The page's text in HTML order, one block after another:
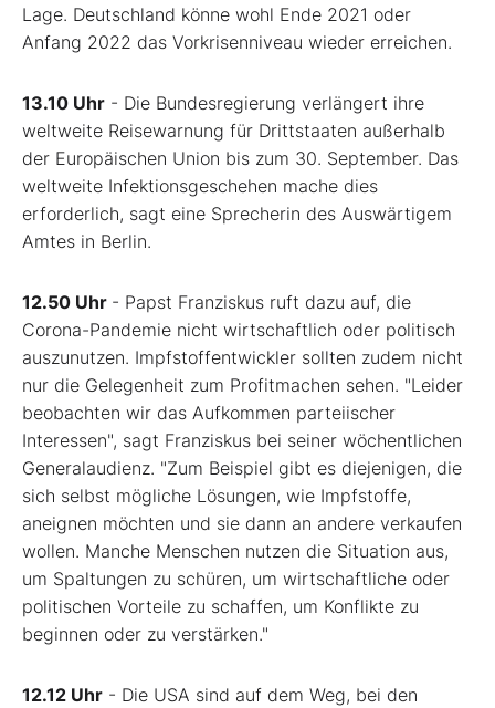
Lage. Deutschland könne wohl Ende 2021 oder
Anfang 2022 das Vorkrisenniveau wieder erreichen.
13.10 Uhr - Die Bundesregierung verlängert ihre
weltweite Reisewarnung für Drittstaaten außerhalb
der Europäischen Union bis zum 30. September. Das
weltweite Infektionsgeschehen mache dies
erforderlich, sagt eine Sprecherin des Auswärtigem
Amtes in Berlin.
12.50 Uhr - Papst Franziskus ruft dazu auf, die
Corona-Pandemie nicht wirtschaftlich oder politisch
auszunutzen. Impfstoffentwickler sollten zudem nicht
nur die Gelegenheit zum Profitmachen sehen. "Leider
beobachten wir das Aufkommen parteiischer
Interessen", sagt Franziskus bei seiner wöchentlichen
Generalaudienz. "Zum Beispiel gibt es diejenigen, die
sich selbst mögliche Lösungen, wie Impfstoffe,
aneignen möchten und sie dann an andere verkaufen
wollen. Manche Menschen nutzen die Situation aus,
um Spaltungen zu schüren, um wirtschaftliche oder
politischen Vorteile zu schaffen, um Konflikte zu
beginnen oder zu verstärken."
12.12 Uhr - Die USA sind auf dem Weg, bei den